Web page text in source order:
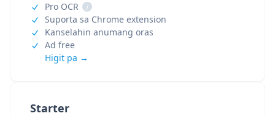
Starter
Pro OCR
i
Suporta sa Chrome extension
Kanselahin anumang oras
Ad free
Higit pa →